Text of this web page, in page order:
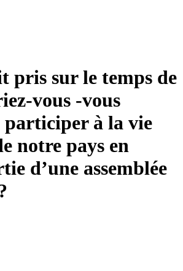
pris sur le temps de
vous -vous
participer à la vie
notre pays en
d’une assemblée